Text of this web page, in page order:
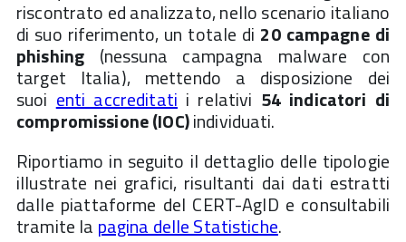
riscontrato ed analizzato, nello scenario italiano
di suo riferimento, un totale di 20 campagne di
phishing (nessuna campagna malware con
target Italia), mettendo a disposizione dei
suoienti accreditatii relativi 54 indicatori di
compromissione (IOC)individuati.
Riportiamo in seguito il dettaglio delle tipologie
illustrate nei grafici, risultanti dai dati estratti
dalle piattaforme del CERT-AgID e consultabili
tramite la pagina delle Statistiche.